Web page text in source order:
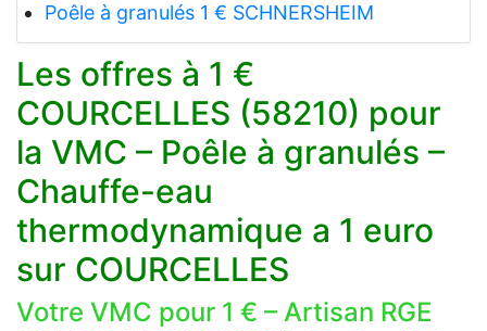
Poêle à granulés 1 € SCHNERSHEIM
Les offres à 1 €
COURCELLES (58210) pour
la VMC – Poêle à granulés –
Chauffe-eau
thermodynamique a 1 euro
sur COURCELLES
Votre VMC pour 1 € – Artisan RGE